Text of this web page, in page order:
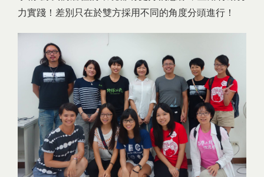
力實踐！差別只在於雙方採用不同的角度分頭進行！